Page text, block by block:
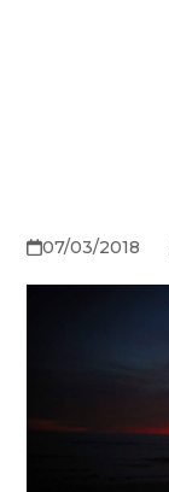
07/03/2018